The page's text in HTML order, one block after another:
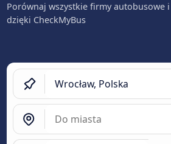
Porównaj wszystkie firmy autobusowe
dzięki CheckMyBus